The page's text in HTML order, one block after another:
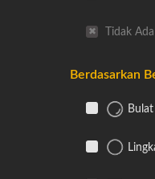
Tidak Ada
Berdasarkan
Bulat